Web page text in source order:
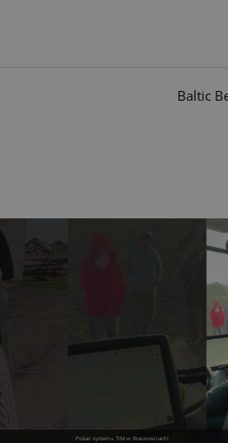
Baltic
Pokaz systemu TIM w Braszowicach!